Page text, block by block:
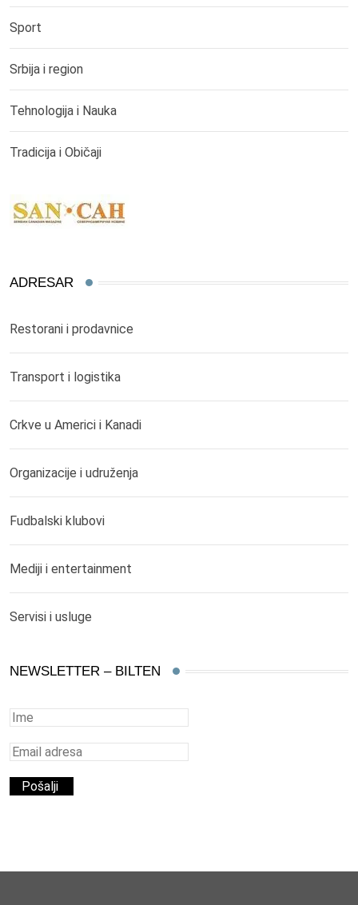
Sport
Srbija i region
Tehnologija i Nauka
Tradicija i Običaji
ADRESAR
Restorani i prodavnice
Transport i logistika
Crkve u Americi i Kanadi
Organizacije i udruženja
Fudbalski klubovi
Mediji i entertainment
Servisi i usluge
NEWSLETTER – BILTEN